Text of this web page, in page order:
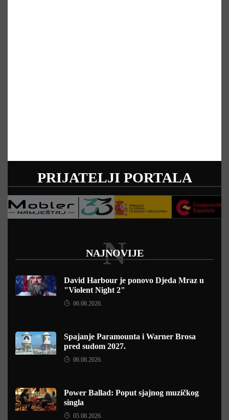
PRIJATELJI PORTALA
NAJNOVIJE
N
David Harbour je ponovo Djeda Mraz u
"Violent Night 2"
06.08.2026.
Spajanje Paramounta i Warner Brosa
pred sudom 2027.
06.08.2026.
Power Ballad: Poput sjajnog muzičkog
singla
05.08.2026.